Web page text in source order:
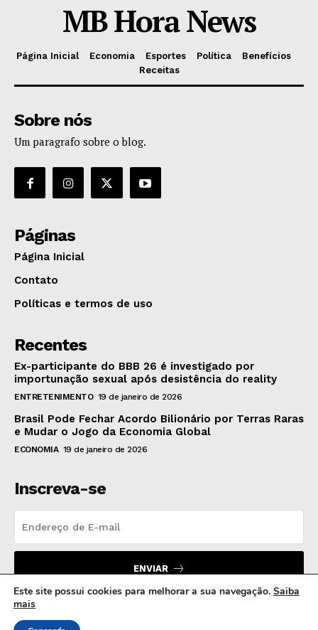
MB Hora News
Página Inicial Economia Esportes Política
Benefícios
Receitas
Sobre nós
Um paragrafo sobre o blog.
Páginas
Página Inicial
Contato
Políticas e termos de uso
Recentes
Ex-participante do BBB 26 é investigado por
importunação sexual após desistência do reality
ENTRETENIMENTO 19 de janeiro de 2026
Brasil Pode Fechar Acordo Bilionário por Terras Raras
e Mudar o Jogo da Economia Global
ECONOMIA 19 de janeiro de 2026
Inscreva-se
ENVIAR
Este site possui cookies para melhorar a sua navegação. Saiba
mais